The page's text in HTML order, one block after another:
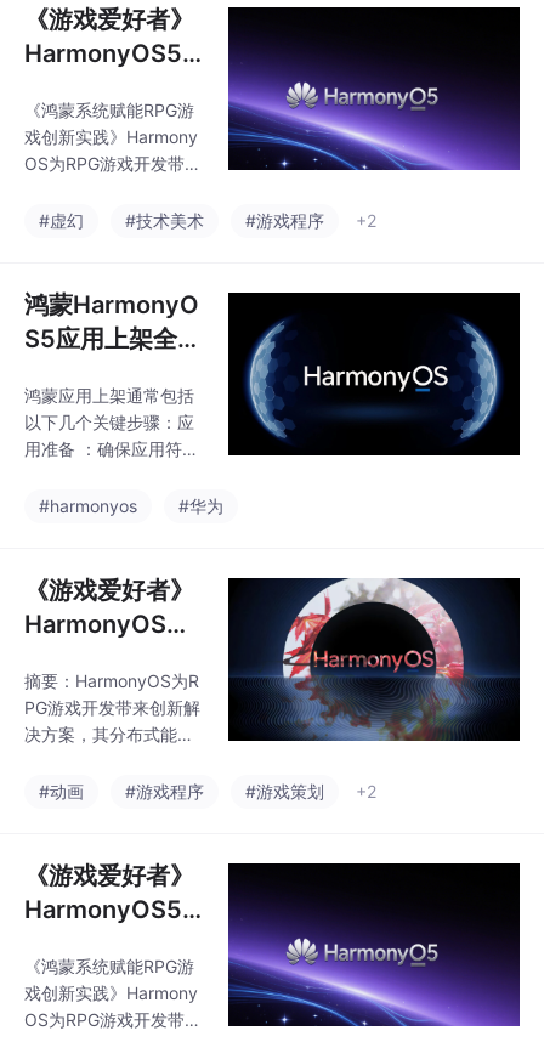
理、性能优化
统支持声明式动画特
效、多模态交互（语音/
姿态控制）和全局状态
计规范。典型实现包括
角色属性同步、任务状
态机管理，创新场景如
建议使用ArkTS语言，
式数据库和对象池技
《游戏爱好者》
HarmonyOS5
演游戏：创新与
机遇
《鸿蒙系统赋能RPG游
戏创新实践》Harmony
OS为RPG游戏开发带来
式能力实现多设备协
设备；2）原子化服务重
构游戏入口，利用服务
卡片提供快捷任务指
支撑复杂战斗特效。典
型实现包括：AppStora
ge全局状态管理、分布
态交互设计。系统还支
景，并通过W
#虚幻 #技术美术 #游戏程序 +2
鸿蒙HarmonyO
S5应用上架全流
版）
鸿蒙应用上架通常包括
以下几个关键步骤：应
用准备 ：确保应用符合
量标准。应用审核 ：提
括安全性、稳定性等。
应用发布 ：审核通过
后，应用可以在华为应
载安装。具体到每个步
骤，开发者需要注意以
下几点：在应用准备阶
鸿蒙系统进行了充分的
的质量。在应用审核阶
段，开发者可能需
#harmonyos #华为
《游戏爱好者》
HarmonyOS角
G）开发基础和
优势
摘要：HarmonyOS为R
PG游戏开发带来创新解
决方案，其分布式能力
（如手机操控、平板显
统支持声明式动画特
效、多模态交互（语音/
姿态控制）和全局状态
计规范。典型实现包括
角色属性同步、任务状
态机管理，创新场景如
#动画 #游戏程序 #游戏策划 +2
《游戏爱好者》
HarmonyOS5
演游戏：创新与
机遇
《鸿蒙系统赋能RPG游
戏创新实践》Harmony
OS为RPG游戏开发带来